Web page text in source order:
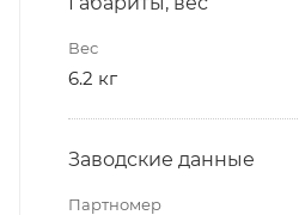
Вес
6.2 кг
Заводские данные
Партномер